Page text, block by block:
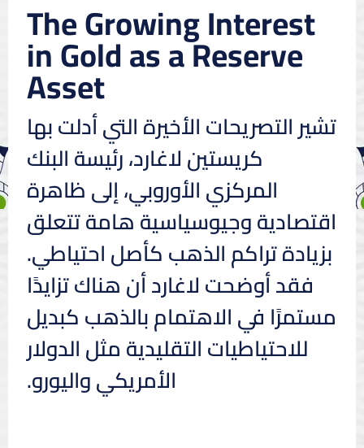
The Growing Interest
in Gold as a Reserve
Asset
تشير التصريحات الأخيرة التي أدلت بها
كريستين لاغارد، رئيسة البنك
المركزي الأوروبي، إلى ظاهرة
اقتصادية وجيوسياسية هامة تتعلق
بزيادة تراكم الذهب كأصل احتياطي.
فقد أوضحت لاغارد أن هناك تزايدًا
مستمرًا في الاهتمام بالذهب كبديل
للاحتياطيات التقليدية مثل الدولار
الأمريكي واليورو.